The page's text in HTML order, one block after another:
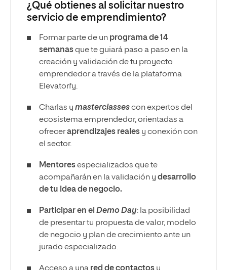
¿Qué obtienes al solicitar nuestro
servicio de emprendimiento?
Formar parte de un programa de 14
semanasque te guiará paso a paso en la
creación y validación de tu proyecto
emprendedor a través de la plataforma
Elevatorfy.
Charlas y masterclassescon expertos del
ecosistema emprendedor, orientadas a
ofreceraprendizajes reales y conexión con
el sector.
Mentoresespecializados que te
acompañarán en la validación y desarrollo
de tu idea de negocio.
Participar en el Demo Day: la posibilidad
de presentar tu propuesta de valor, modelo
de negocio y plan de crecimiento ante un
jurado especializado.